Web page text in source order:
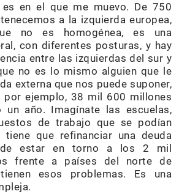
en el que me muevo. De 750
a la izquierda europea,
no es homogénea, es una
con diferentes posturas, y hay
entre las izquierdas del sur y
no es lo mismo alguien que le
externa que nos puede suponer,
por ejemplo, 38 mil 600 millones
año. Imagínate las escuelas,
de trabajo que se podían
tiene que refinanciar una deuda
estar en torno a los 2 mil
frente a países del norte de
esos problemas. Es una